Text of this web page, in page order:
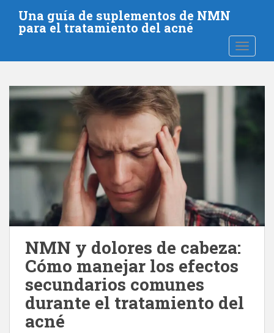
a
Una guía de suplementos de NMN
para el tratamiento del acné
NMN y dolores de cabeza:
Cómo manejar los efectos
secundarios comunes
durante el tratamiento del
acné